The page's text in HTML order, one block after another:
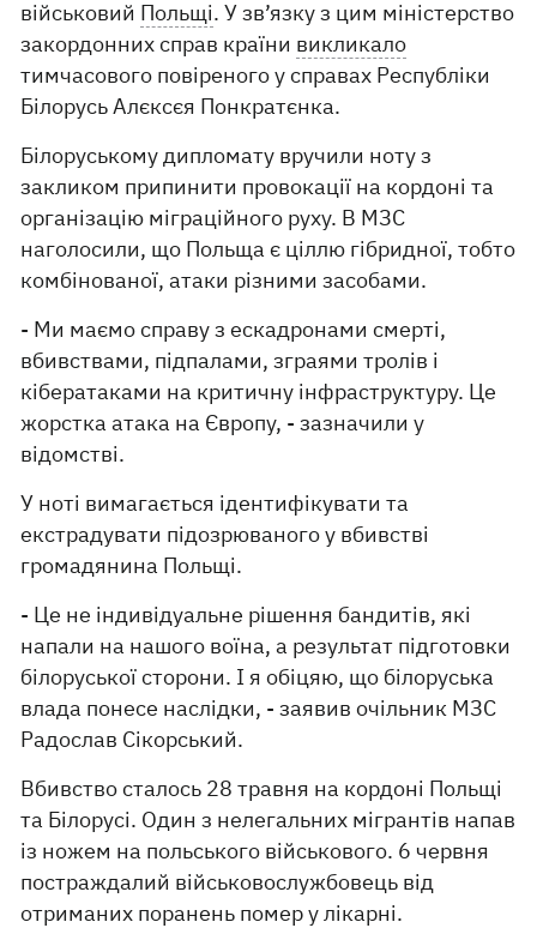
військовий Польщі. У зв’язку з цим міністерство
закордонних справ країни викликало
тимчасового повіреного у справах Республіки
Білорусь Алєксєя Понкратєнка.
Білоруському дипломату вручили ноту з
закликом припинити провокації на кордоні та
організацію міграційного руху. В МЗС
наголосили, що Польща є ціллю гібридної, тобто
комбінованої, атаки різними засобами.
- Ми маємо справу з ескадронами смерті,
вбивствами, підпалами, зграями тролів і
кібератаками на критичну інфраструктуру. Це
жорстка атака на Європу, - зазначили у
відомстві.
У ноті вимагається ідентифікувати та
екстрадувати підозрюваного у вбивстві
громадянина Польщі.
- Це не індивідуальне рішення бандитів, які
напали на нашого воїна, а результат підготовки
білоруської сторони. І я обіцяю, що білоруська
влада понесе наслідки, - заявив очільник МЗС
Радослав Сікорський.
Вбивство сталось 28 травня на кордоні Польщі
та Білорусі. Один з нелегальних мігрантів напав
із ножем на польського військового. 6 червня
постраждалий військовослужбовець від
отриманих поранень помер у лікарні.